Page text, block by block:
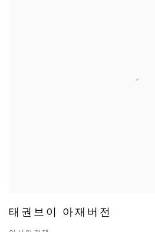
태권브이 아재버전